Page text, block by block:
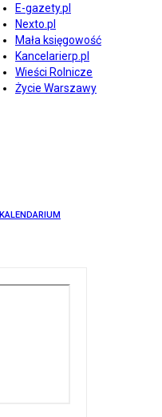
E-gazety.pl
Nexto.pl
Mała księgowość
Kancelarierp.pl
Wieści Rolnicze
Życie Warszawy
KALENDARIUM